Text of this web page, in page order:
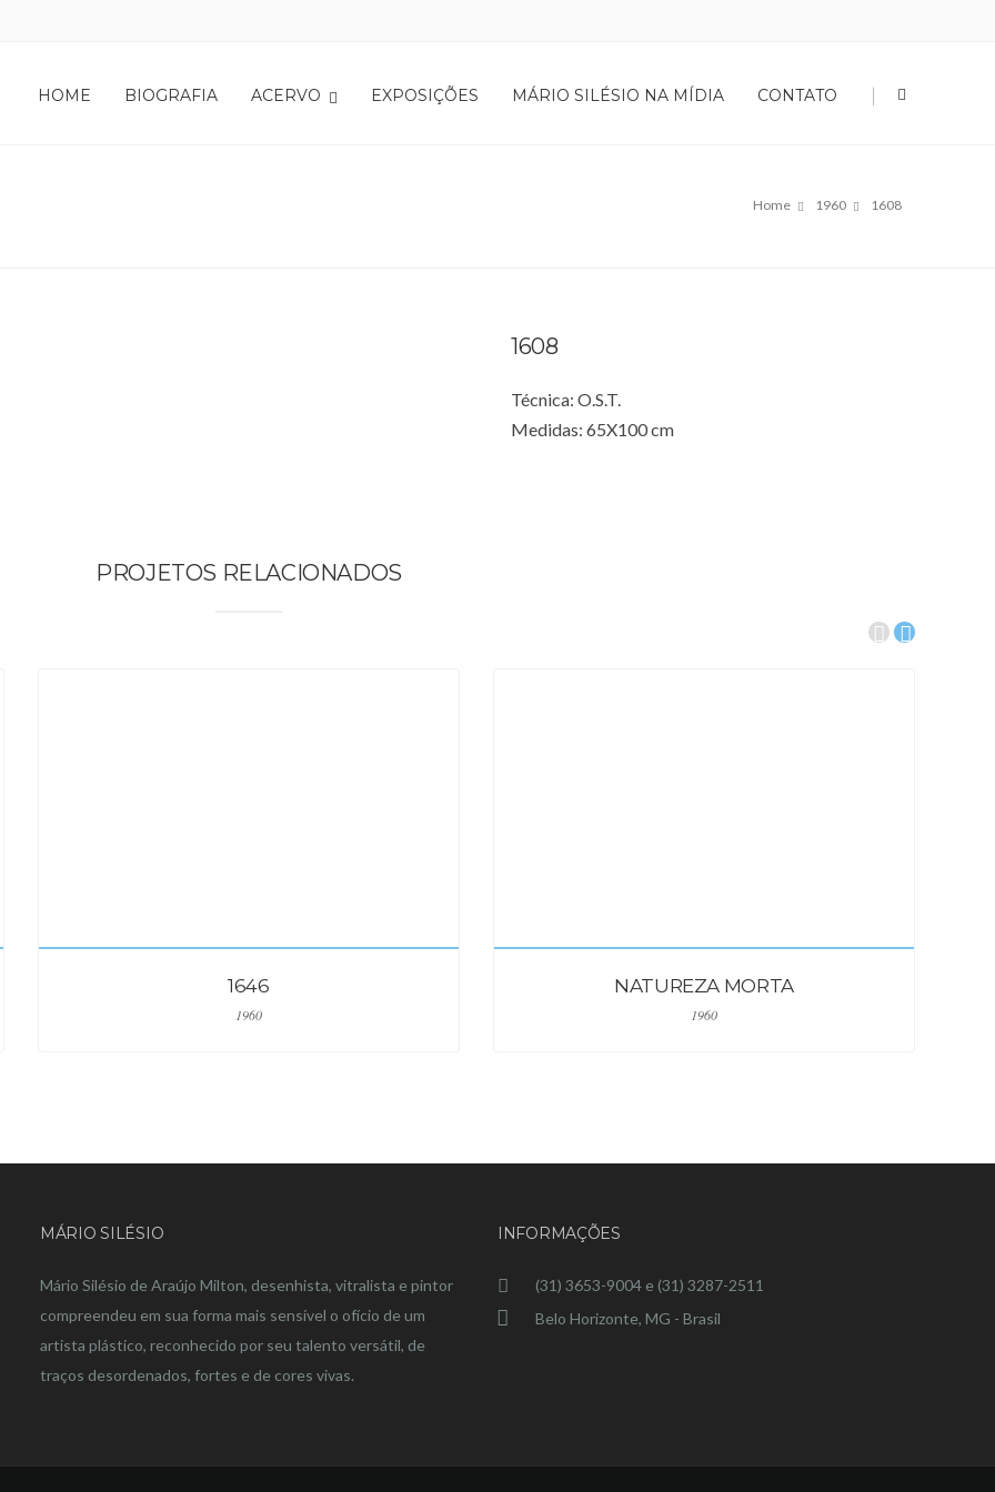
HOME BIOGRAFIA ACERVO EXPOSIÇÕES MÁRIO SILÉSIO NA MÍDIA CONTATO |
Home 1960 1608
1608
Técnica: O.S.T.
Medidas: 65X100 cm
PROJETOS RELACIONADOS
1646
1960
NATUREZA MORTA
1960
MÁRIO SILÉSIO
Mário Silésio de Araújo Milton, desenhista, vitralista e pintor
compreendeu em sua forma mais sensível o ofício de um
artista plástico, reconhecido por seu talento versátil, de
traços desordenados, fortes e de cores vivas.
INFORMAÇÕES
(31) 3653-9004 e (31) 3287-2511
Belo Horizonte, MG - Brasil